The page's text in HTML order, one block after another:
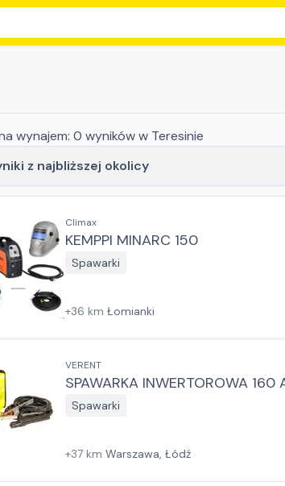
wynajem: 0 wynikóww Teresinie
z najbliższej okolicy
Climax
KEMPPI MINARC 150
Spawarki
+36 km Łomianki
VERENT
SPAWARKA INWERTOROWA 160
Spawarki
+37 km Warszawa, Łódź